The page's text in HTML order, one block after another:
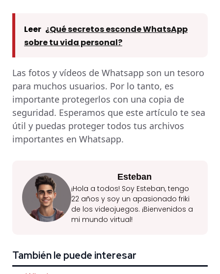
Leer ¿Qué secretos esconde WhatsApp
sobre tu vida personal?
Las fotos y vídeos de Whatsapp son un tesoro
para muchos usuarios. Por lo tanto, es
importante protegerlos con una copia de
seguridad. Esperamos que este artículo te sea
útil y puedas proteger todos tus archivos
importantes en Whatsapp.
Esteban
¡Hola a todos! Soy Esteban, tengo
22 años y soy un apasionado friki
de los videojuegos. ¡Bienvenidos a
mi mundo virtual!
También le puede interesar